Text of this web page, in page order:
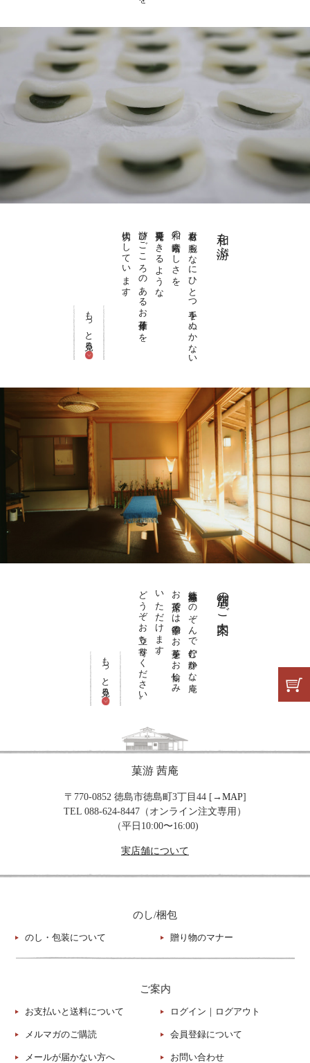
和を游ぶ
素材も腕もなにひとつ手をぬかない
和の素晴らしさを
再発見できるような
游びごころのあるお菓子作りを
大切にしています。
もっと見る
店舗のご案内
徳島城跡をのぞんで佇む静かな庵。
お茶席では季節のお菓子をお愉しみ
いただけます。
どうぞお立ち寄りください。
もっと見る
菓游 茜庵
〒770-0852 徳島市徳島町3丁目44 [→ MAP]
TEL 088-624-8447（オンライン注文専用）
（平日10:00〜16:00)
実店舗について
のし/梱包
のし・包装について 贈り物のマナー
ご案内
お支払いと送料について ログイン ｜ ログアウト
メルマガのご購読 会員登録について
メールが届かない方へ お問い合わせ